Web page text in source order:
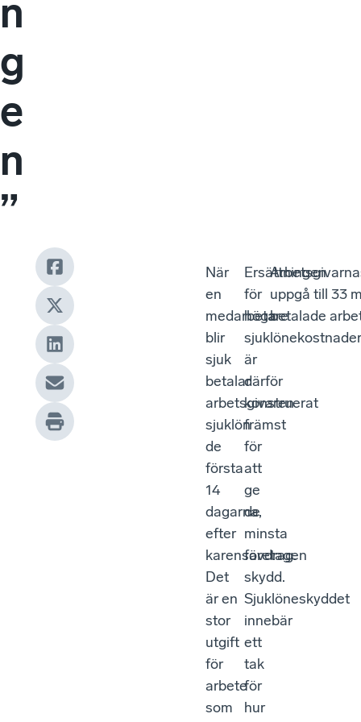
n
g
e
n
”
När
en
medarbetare
blir
sjuk
betalar
arbetsgivaren
sjuklön
de
första
14
dagarna,
efter
karensavdrag.
Det
är en
stor
utgift
för
arbete
som
Ersättningen
för
höga
sjuklönekostnader
är
därför
konstruerat
främst
för
att
ge
de
minsta
företagen
skydd.
Sjuklöneskyddet
innebär
ett
tak
för
hur
uppgå till 33
betalade